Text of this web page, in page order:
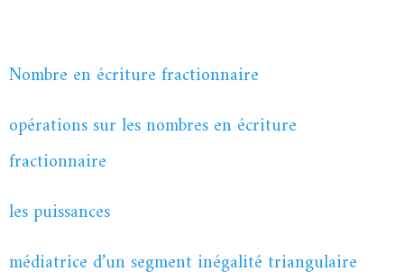
Nombre en écriture fractionnaire
opérations sur les nombres en écriture
fractionnaire
les puissances
médiatrice d’un segment inégalité triangulaire